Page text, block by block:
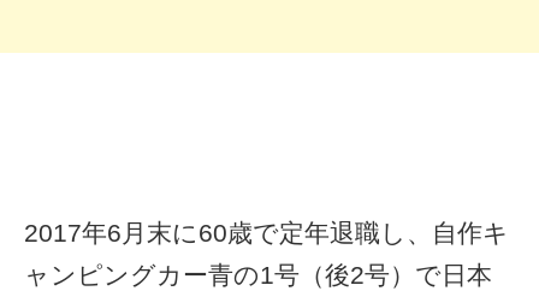
2017年6月末に60歳で定年退職し、自作キ
ャンピングカー青の1号（後2号）で日本